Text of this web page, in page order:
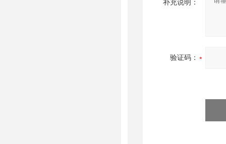
补充说明：
验证码：